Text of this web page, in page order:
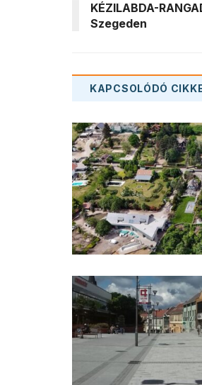
KÉZILABDA-
Szegeden
KAPCSOLÓDÓ